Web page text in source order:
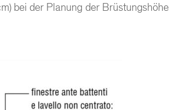
bei der Planung der Brüstungshöhe